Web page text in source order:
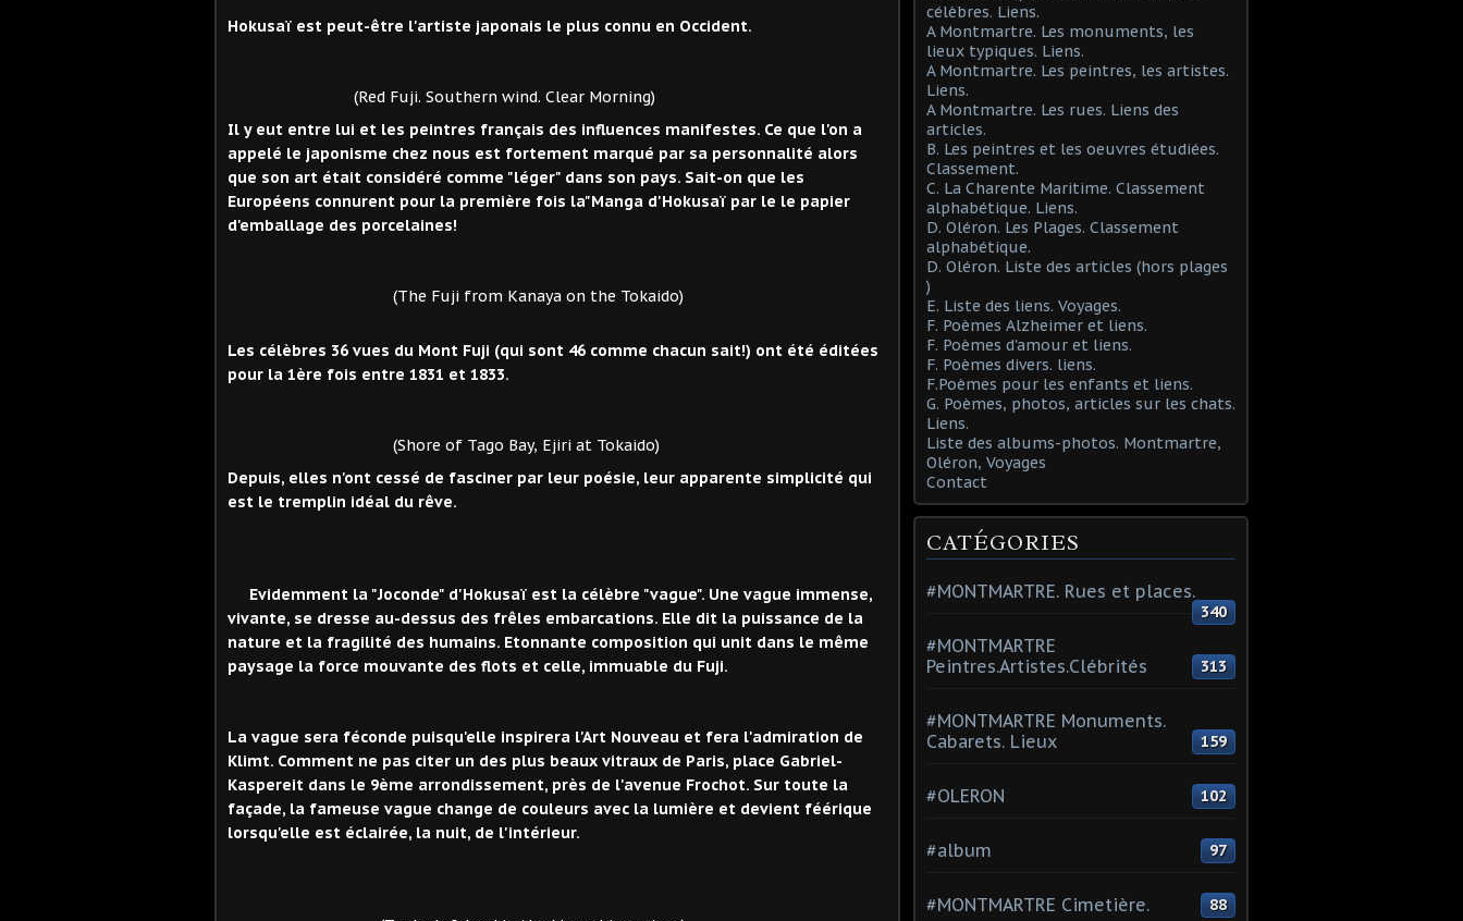
Hokusaï est peut-être l'artiste japonais le plus connu en Occident.
(Red Fuji. Southern wind. Clear Morning)
Il y eut entre lui et les peintres français des influences manifestes. Ce que l'on a
appelé le japonisme chez nous est fortement marqué par sa personnalité alors
que son art était considéré comme "léger" dans son pays. Sait-on que les
Européens connurent pour la première fois la"Manga d'Hokusaï par le le papier
d'emballage des porcelaines!
(The Fuji from Kanaya on the Tokaido)
Les célèbres 36 vues du Mont Fuji (qui sont 46 comme chacun sait!) ont été éditées
pour la 1ère fois entre 1831 et 1833.
(Shore of Tago Bay, Ejiri at Tokaido)
Depuis, elles n'ont cessé de fasciner par leur poésie, leur apparente simplicité qui
est le tremplin idéal du rêve.
Evidemment la "Joconde" d'Hokusaï est la célèbre "vague". Une vague immense,
vivante, se dresse au-dessus des frêles embarcations. Elle dit la puissance de la
nature et la fragilité des humains. Etonnante composition qui unit dans le même
paysage la force mouvante des flots et celle, immuable du Fuji.
La vague sera féconde puisqu'elle inspirera l'Art Nouveau et fera l'admiration de
Klimt. Comment ne pas citer un des plus beaux vitraux de Paris, place Gabriel-
Kaspereit dans le 9ème arrondissement, près de l'avenue Frochot. Sur toute la
façade, la fameuse vague change de couleurs avec la lumière et devient féérique
lorsqu'elle est éclairée, la nuit, de l'intérieur.
célèbres. Liens.
A Montmartre. Les monuments, les
lieux typiques. Liens.
A Montmartre. Les peintres, les artistes.
Liens.
A Montmartre. Les rues. Liens des
articles.
B. Les peintres et les oeuvres étudiées.
Classement.
C. La Charente Maritime. Classement
alphabétique. Liens.
D. Oléron. Les Plages. Classement
alphabétique.
D. Oléron. Liste des articles (hors plages
)
E. Liste des liens. Voyages.
F. Poèmes Alzheimer et liens.
F. Poèmes d'amour et liens.
F. Poèmes divers. liens.
F.Poèmes pour les enfants et liens.
G. Poèmes, photos, articles sur les chats.
Liens.
Liste des albums-photos. Montmartre,
Oléron, Voyages
Contact
CATÉGORIES
#MONTMARTRE. Rues et places.
340
#MONTMARTRE
Peintres.Artistes.Clébrités
313
#MONTMARTRE Monuments.
Cabarets. Lieux
159
#OLERON 102
#album 97
#MONTMARTRE Cimetière. 88